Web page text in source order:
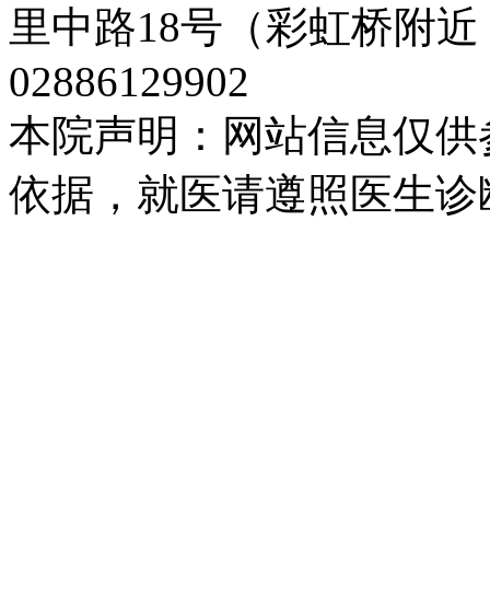
里中路18号（彩虹桥附
02886129902
本院声明：网站信息仅
依据，就医请遵照医生诊